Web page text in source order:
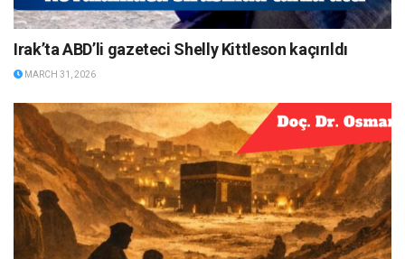
Irak’ta ABD’li gazeteci Shelly Kittleson kaçırıldı
MARCH 31, 2026